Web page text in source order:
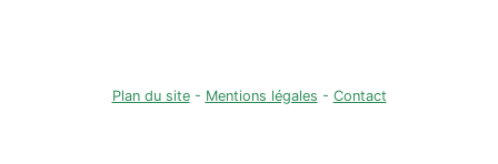
Plan du site- Mentions légales - Contact